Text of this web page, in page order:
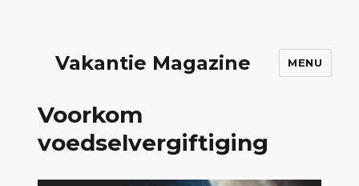
Vakantie Magazine MENU
Voorkom
voedselvergiftiging